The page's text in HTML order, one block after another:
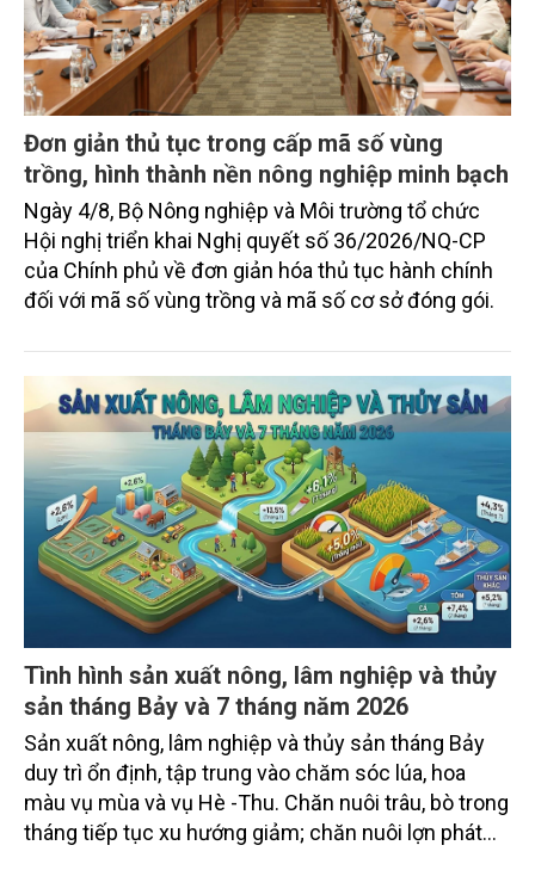
học công nghệ và chuyển đổi số đang trở thành
hướng đi quan trọng để các làng nghề nâng cao
sức cạnh tranh, mở rộng thị trường và phát triển
bền vững. Tại làng gốm Phù Lãng, xã Phù Lãng, tỉnh
Bắc Ninh, nhiều nghệ nhân và cơ sở sản xuất đã
chủ động đổi mới tư duy, đầu tư công nghệ, xây
dựng thương hiệu trên nền tảng giá trị truyền thống.
TIN TỨC
Đơn giản thủ tục trong cấp mã số vùng
trồng, hình thành nền nông nghiệp minh bạch
Ngày 4/8, Bộ Nông nghiệp và Môi trường tổ chức
Hội nghị triển khai Nghị quyết số 36/2026/NQ-CP
của Chính phủ về đơn giản hóa thủ tục hành chính
đối với mã số vùng trồng và mã số cơ sở đóng gói.